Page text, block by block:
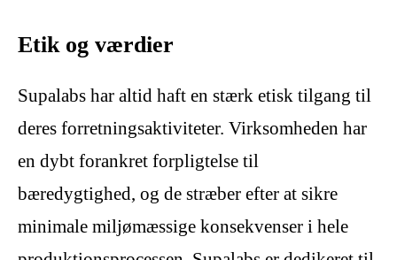
Etik og værdier
Supalabs har altid haft en stærk etisk tilgang til
deres forretningsaktiviteter. Virksomheden har
en dybt forankret forpligtelse til
bæredygtighed, og de stræber efter at sikre
minimale miljømæssige konsekvenser i hele